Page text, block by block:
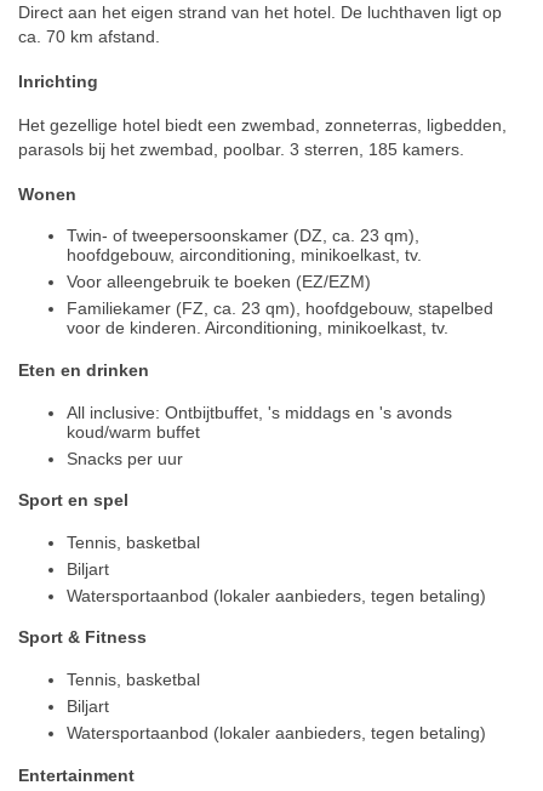
Direct aan het eigen strand van het hotel. De luchthaven ligt op
ca. 70 km afstand.
Inrichting
Het gezellige hotel biedt een zwembad, zonneterras, ligbedden,
parasols bij het zwembad, poolbar. 3 sterren, 185 kamers.
Wonen
Twin- of tweepersoonskamer (DZ, ca. 23 qm),
hoofdgebouw, airconditioning, minikoelkast, tv.
Voor alleengebruik te boeken (EZ/EZM)
Familiekamer (FZ, ca. 23 qm), hoofdgebouw, stapelbed
voor de kinderen. Airconditioning, minikoelkast, tv.
Eten en drinken
All inclusive: Ontbijtbuffet, 's middags en 's avonds
koud/warm buffet
Snacks per uur
Sport en spel
Tennis, basketbal
Biljart
Watersportaanbod (lokaler aanbieders, tegen betaling)
Sport & Fitness
Tennis, basketbal
Biljart
Watersportaanbod (lokaler aanbieders, tegen betaling)
Entertainment